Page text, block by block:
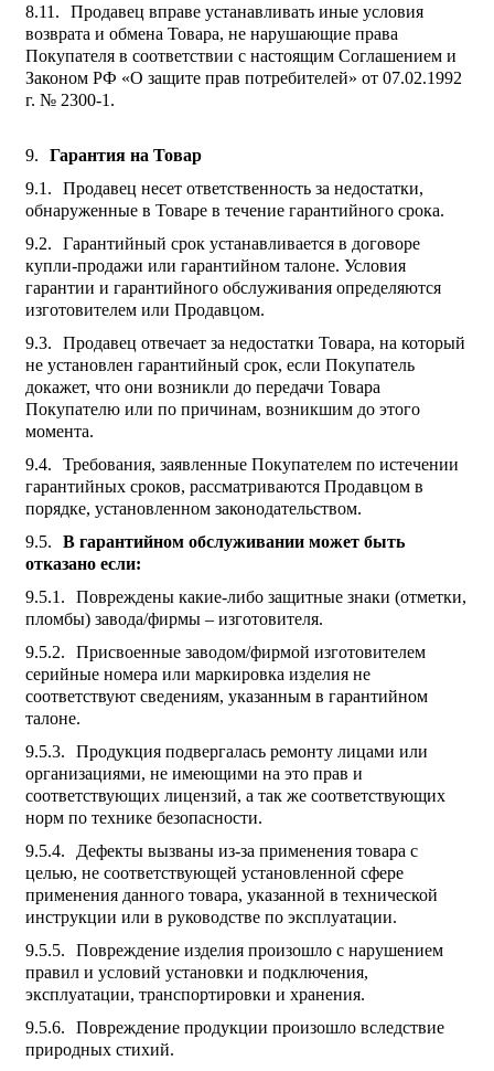
Продавец вправе устанавливать иные условия
возврата и обмена Товара, не нарушающие права
Покупателя в соответствии с настоящим Соглашением и
Законом РФ «О защите прав потребителей» от 07.02.1992
г. № 2300-1.
Гарантия на Товар
Продавец несет ответственность за недостатки,
обнаруженные в Товаре в течение гарантийного срока.
Гарантийный срок устанавливается в договоре
купли-продажи или гарантийном талоне. Условия
гарантии и гарантийного обслуживания определяются
изготовителем или Продавцом.
Продавец отвечает за недостатки Товара, на который
не установлен гарантийный срок, если Покупатель
докажет, что они возникли до передачи Товара
Покупателю или по причинам, возникшим до этого
момента.
Требования, заявленные Покупателем по истечении
гарантийных сроков, рассматриваются Продавцом в
порядке, установленном законодательством.
В гарантийном обслуживании может быть
отказано если:
Повреждены какие-либо защитные знаки (отметки,
пломбы) завода/фирмы – изготовителя.
Присвоенные заводом/фирмой изготовителем
серийные номера или маркировка изделия не
соответствуют сведениям, указанным в гарантийном
талоне.
Продукция подвергалась ремонту лицами или
организациями, не имеющими на это прав и
соответствующих лицензий, а так же соответствующих
норм по технике безопасности.
Дефекты вызваны из-за применения товара с
целью, не соответствующей установленной сфере
применения данного товара, указанной в технической
инструкции или в руководстве по эксплуатации.
Повреждение изделия произошло с нарушением
правил и условий установки и подключения,
эксплуатации, транспортировки и хранения.
Повреждение продукции произошло вследствие
природных стихий.